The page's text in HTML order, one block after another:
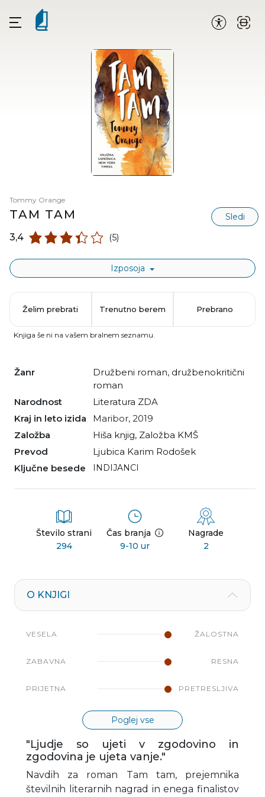
Tommy Orange
TAM TAM Sledi
3,4 (5)
Izposoja
Žanr družbeni roman, družbenokritični
roman
Narodnost
literatura ZDA
Kraj in leto izida
Maribor, 2019
Založba
Hiša knjig, Založba KMŠ
Prevod
Ljubica Karim Rodošek
Ključne besede
INDIJANCI
Število strani
294
Čas branja
9-10 ur
Nagrade
2
Želim prebrati Trenutno berem Prebrano
Knjiga še ni na vašem bralnem seznamu.
O KNJIGI
VESELA ŽALOSTNA
ZABAVNA RESNA
PRIJETNA PRETRESLJIVA
Poglej vse
"Ljudje so ujeti v zgodovino in
zgodovina je ujeta vanje."
Navdih za roman Tam tam, prejemnika
številnih literarnih nagrad in enega finalistov